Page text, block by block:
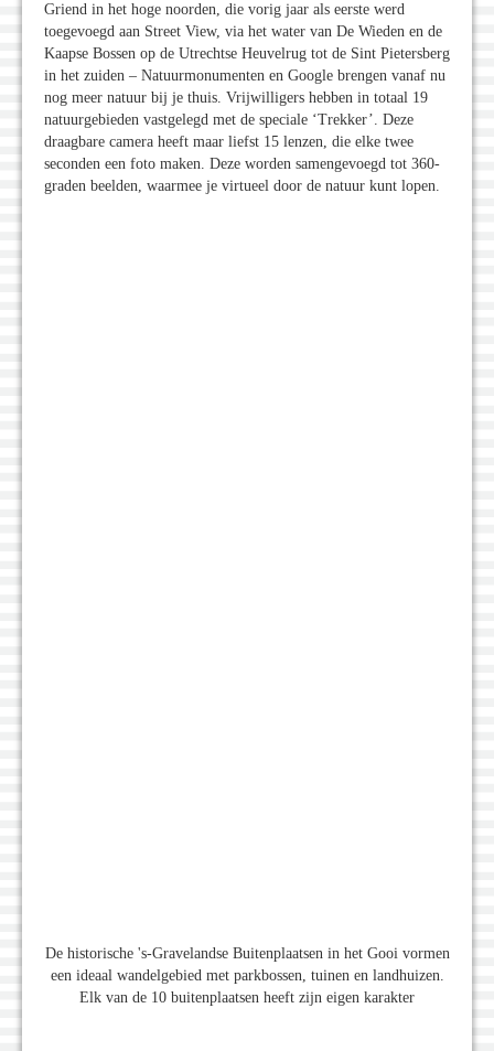
Griend in het hoge noorden, die vorig jaar als eerste werd
toegevoegd aan Street View, via het water van De Wieden en de
Kaapse Bossen op de Utrechtse Heuvelrug tot de Sint Pietersberg
in het zuiden – Natuurmonumenten en Google brengen vanaf nu
nog meer natuur bij je thuis. Vrijwilligers hebben in totaal 19
natuurgebieden vastgelegd met de speciale ‘Trekker’. Deze
draagbare camera heeft maar liefst 15 lenzen, die elke twee
seconden een foto maken. Deze worden samengevoegd tot 360-
graden beelden, waarmee je virtueel door de natuur kunt lopen.
De historische 's-Gravelandse Buitenplaatsen in het Gooi vormen
een ideaal wandelgebied met parkbossen, tuinen en landhuizen.
Elk van de 10 buitenplaatsen heeft zijn eigen karakter